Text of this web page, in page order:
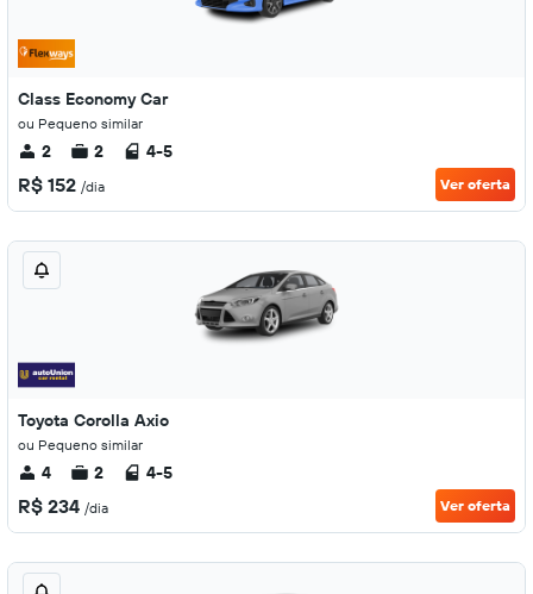
Class Economy Car
ou Pequeno similar
2 2 4-5
R$ 152 /dia Ver oferta
Toyota Corolla Axio
ou Pequeno similar
4 2 4-5
R$ 234 /dia Ver oferta